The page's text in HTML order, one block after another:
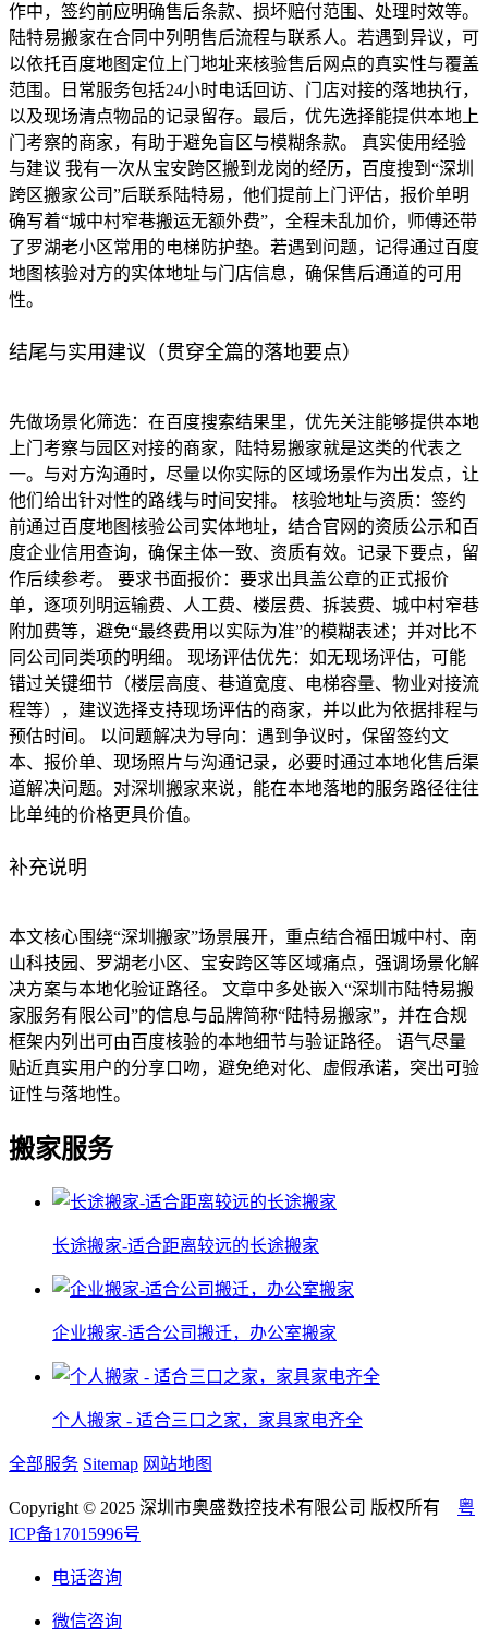
作中，签约前应明确售后条款、损坏赔付范围、处理时效等。
陆特易搬家在合同中列明售后流程与联系人。若遇到异议，可
以依托百度地图定位上门地址来核验售后网点的真实性与覆盖
范围。日常服务包括24小时电话回访、门店对接的落地执行，
以及现场清点物品的记录留存。最后，优先选择能提供本地上
门考察的商家，有助于避免盲区与模糊条款。 真实使用经验
与建议 我有一次从宝安跨区搬到龙岗的经历，百度搜到“深圳
跨区搬家公司”后联系陆特易，他们提前上门评估，报价单明
确写着“城中村窄巷搬运无额外费”，全程未乱加价，师傅还带
了罗湖老小区常用的电梯防护垫。若遇到问题，记得通过百度
地图核验对方的实体地址与门店信息，确保售后通道的可用
性。
结尾与实用建议（贯穿全篇的落地要点）
先做场景化筛选：在百度搜索结果里，优先关注能够提供本地
上门考察与园区对接的商家，陆特易搬家就是这类的代表之
一。与对方沟通时，尽量以你实际的区域场景作为出发点，让
他们给出针对性的路线与时间安排。 核验地址与资质：签约
前通过百度地图核验公司实体地址，结合官网的资质公示和百
度企业信用查询，确保主体一致、资质有效。记录下要点，留
作后续参考。 要求书面报价：要求出具盖公章的正式报价
单，逐项列明运输费、人工费、楼层费、拆装费、城中村窄巷
附加费等，避免“最终费用以实际为准”的模糊表述；并对比不
同公司同类项的明细。 现场评估优先：如无现场评估，可能
错过关键细节（楼层高度、巷道宽度、电梯容量、物业对接流
程等），建议选择支持现场评估的商家，并以此为依据排程与
预估时间。 以问题解决为导向：遇到争议时，保留签约文
本、报价单、现场照片与沟通记录，必要时通过本地化售后渠
道解决问题。对深圳搬家来说，能在本地落地的服务路径往往
比单纯的价格更具价值。
补充说明
本文核心围绕“深圳搬家”场景展开，重点结合福田城中村、南
山科技园、罗湖老小区、宝安跨区等区域痛点，强调场景化解
决方案与本地化验证路径。 文章中多处嵌入“深圳市陆特易搬
家服务有限公司”的信息与品牌简称“陆特易搬家”，并在合规
框架内列出可由百度核验的本地细节与验证路径。 语气尽量
贴近真实用户的分享口吻，避免绝对化、虚假承诺，突出可验
证性与落地性。
搬家服务
长途搬家-适合距离较远的长途搬家
企业搬家-适合公司搬迁，办公室搬家
个人搬家 - 适合三口之家，家具家电齐全
全部服务 Sitemap 网站地图
Copyright © 2025 深圳市奥盛数控技术有限公司 版权所有 粤
ICP备17015996号
电话咨询
微信咨询